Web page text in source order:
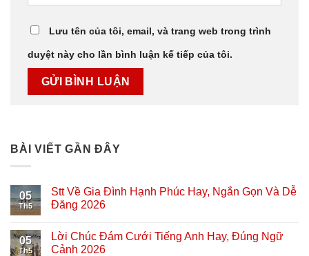
Lưu tên của tôi, email, và trang web trong trình
duyệt này cho lần bình luận kế tiếp của tôi.
BÀI VIẾT GẦN ĐÂY
05
Th5
Stt Về Gia Đình Hạnh Phúc Hay, Ngắn Gọn Và Dễ
Đăng 2026
05
Th5
Lời Chúc Đám Cưới Tiếng Anh Hay, Đúng Ngữ
Cảnh 2026